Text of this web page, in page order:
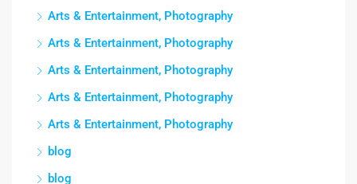
Arts & Entertainment, Photography
Arts & Entertainment, Photography
Arts & Entertainment, Photography
Arts & Entertainment, Photography
Arts & Entertainment, Photography
blog
blog